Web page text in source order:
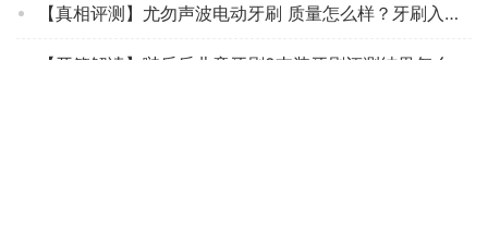
【真相评测】尤勿声波电动牙刷 质量怎么样？牙刷入手使用1个月感受揭露